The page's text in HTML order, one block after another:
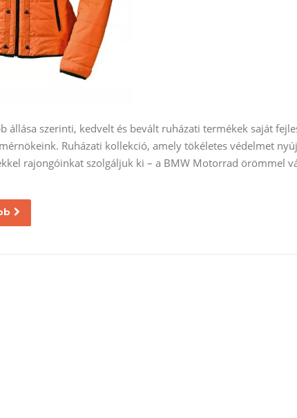
állása szerinti, kedvelt és bevált ruházati termékek saját
Ruházati kollekció, amely tökéletes védelmet
rajongóinkat szolgáljuk ki – a BMW Motorrad örömmel